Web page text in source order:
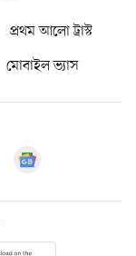
প্রথম আলো ট্রাস্ট
মোবাইল ভ্যাস